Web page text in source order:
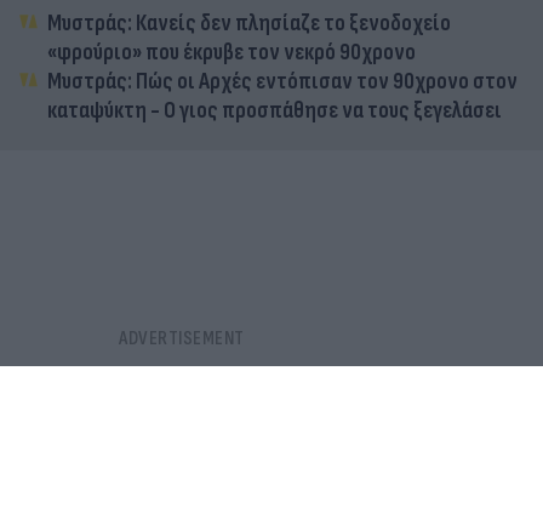
Μυστράς: Κανείς δεν πλησίαζε το ξενοδοχείο
«φρούριο» που έκρυβε τον νεκρό 90χρονο
Μυστράς: Πώς οι Αρχές εντόπισαν τον 90χρονο στον
καταψύκτη - Ο γιος προσπάθησε να τους ξεγελάσει